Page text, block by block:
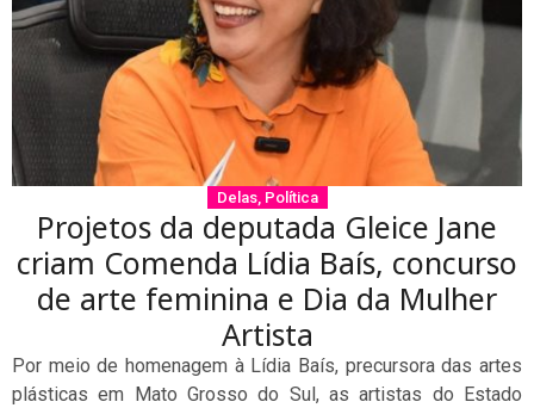
Delas, Política
Projetos da deputada Gleice Jane
criam Comenda Lídia Baís, concurso
de arte feminina e Dia da Mulher
Artista
Por meio de homenagem à Lídia Baís, precursora das artes
plásticas em Mato Grosso do Sul, as artistas do Estado